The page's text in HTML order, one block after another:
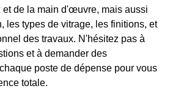
et de la main d'œuvre, mais aussi
les types de vitrage, les finitions, et
des travaux. N'hésitez pas à
et à demander des
poste de dépense pour vous
totale.